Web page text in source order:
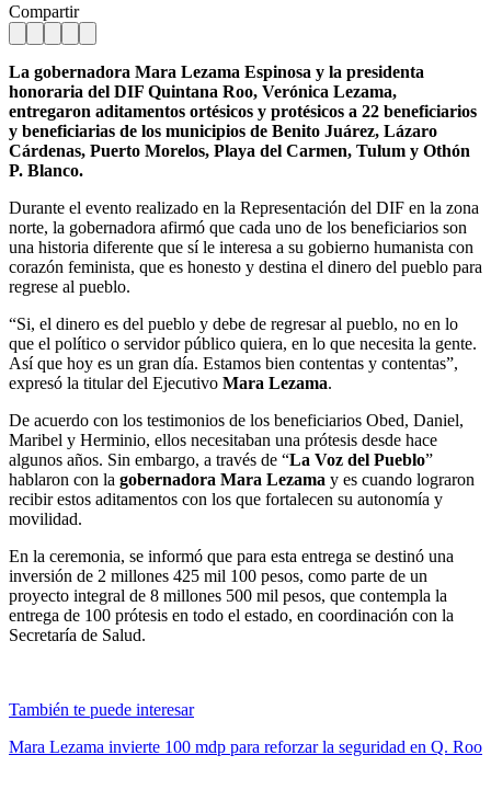
Compartir
La gobernadora Mara Lezama Espinosa y la presidenta
honoraria del DIF Quintana Roo, Verónica Lezama,
entregaron aditamentos ortésicos y protésicos a 22 beneficiarios
y beneficiarias de los municipios de Benito Juárez, Lázaro
Cárdenas, Puerto Morelos, Playa del Carmen, Tulum y Othón
P. Blanco.
Durante el evento realizado en la Representación del DIF en la zona
norte, la gobernadora afirmó que cada uno de los beneficiarios son
una historia diferente que sí le interesa a su gobierno humanista con
corazón feminista, que es honesto y destina el dinero del pueblo para
regrese al pueblo.
“Si, el dinero es del pueblo y debe de regresar al pueblo, no en lo
que el político o servidor público quiera, en lo que necesita la gente.
Así que hoy es un gran día. Estamos bien contentas y contentas”,
expresó la titular del Ejecutivo Mara Lezama.
De acuerdo con los testimonios de los beneficiarios Obed, Daniel,
Maribel y Herminio, ellos necesitaban una prótesis desde hace
algunos años. Sin embargo, a través de “La Voz del Pueblo”
hablaron con la gobernadora Mara Lezama y es cuando lograron
recibir estos aditamentos con los que fortalecen su autonomía y
movilidad.
En la ceremonia, se informó que para esta entrega se destinó una
inversión de 2 millones 425 mil 100 pesos, como parte de un
proyecto integral de 8 millones 500 mil pesos, que contempla la
entrega de 100 prótesis en todo el estado, en coordinación con la
Secretaría de Salud.
También te puede interesar
Mara Lezama invierte 100 mdp para reforzar la seguridad en Q. Roo